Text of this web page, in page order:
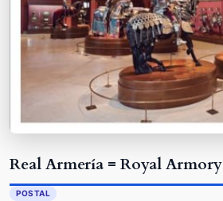
Real Armería = Royal Armory
POSTAL